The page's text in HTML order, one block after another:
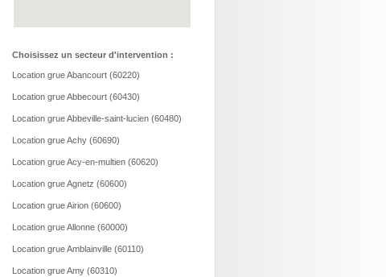
Choisissez un secteur d'intervention :
Location grue Abancourt (60220)
Location grue Abbecourt (60430)
Location grue Abbeville-saint-lucien (60480)
Location grue Achy (60690)
Location grue Acy-en-multien (60620)
Location grue Agnetz (60600)
Location grue Airion (60600)
Location grue Allonne (60000)
Location grue Amblainville (60110)
Location grue Amy (60310)